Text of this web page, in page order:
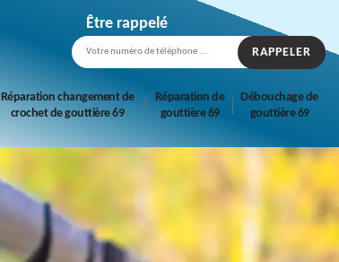
Être rappelé
Réparation changement de
crochet de gouttière 69
Réparation de
gouttière 69
Débouchage de
gouttière 69